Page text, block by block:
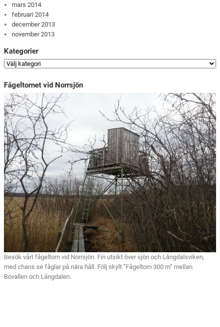
mars 2014
februari 2014
december 2013
november 2013
Kategorier
Fågeltornet vid Norrsjön
Besök vårt fågeltorn vid Norrsjön. Fin utsikt över sjön och Långdalsviken,
med chans se fåglar på nära håll. Följ skylt ”Fågeltorn 300 m” mellan
Bovallen och Långdalen.